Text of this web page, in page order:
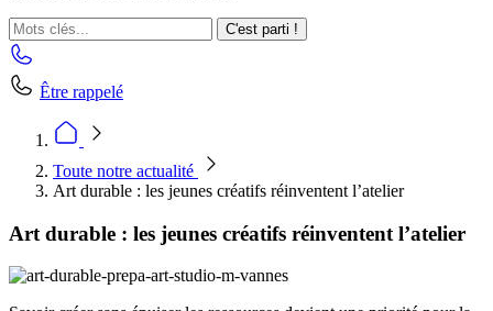
C'est parti !
Être rappelé
Toute notre actualité
Art durable : les jeunes créatifs réinventent l’atelier
Art durable : les jeunes créatifs réinventent l’atelier